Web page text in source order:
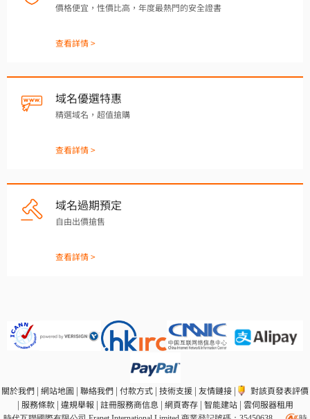
價格便宜，性價比高，年度最熱門的安全證書
查看詳情 >
域名優選特惠
精選域名，超值搶購
查看詳情 >
域名過期預定
自由出價搶售
查看詳情 >
關於我們 | 網站地圖 | 聯絡我們 | 付款方式 | 技術支援 | 友情鏈接 |
對該頁發表評價
| 服務條款| 違規舉報 | 註冊服務商信息 | 網頁寄存| 智能建站| 雲伺服器租用